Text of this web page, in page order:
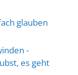
glauben
-
es geht